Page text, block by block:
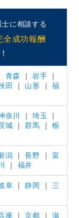
に相談する
全成功報酬
青森 ｜岩手 ｜
田 ｜ 山形 ｜ 福
奈川 ｜埼玉
｜
城 ｜群馬 ｜ 栃
潟 ｜長野 ｜ 富
｜ 福井
阜 ｜静岡 ｜ 三
庫 ｜京都 ｜ 滋